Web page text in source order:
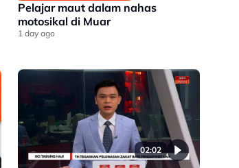
Pelajar maut dalam nahas
motosikal di Muar
1 day ago
02:02